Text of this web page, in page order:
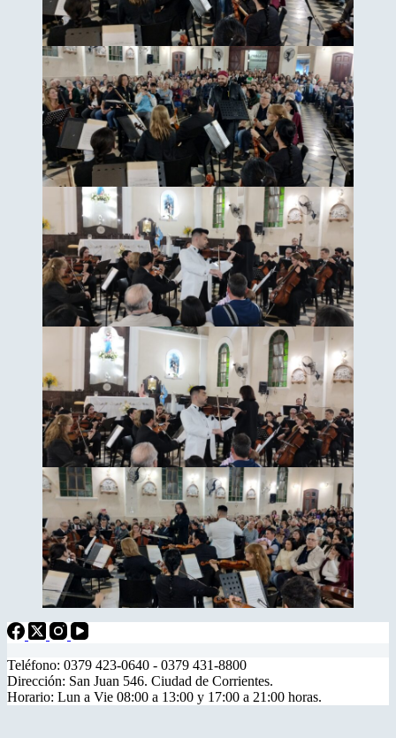
Teléfono: 0379 423-0640 - 0379 431-8800
Dirección: San Juan 546. Ciudad de Corrientes.
Horario: Lun a Vie 08:00 a 13:00 y 17:00 a 21:00 horas.